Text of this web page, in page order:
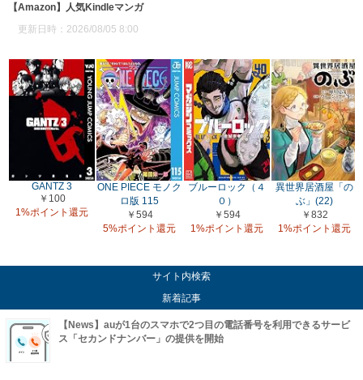
【Amazon】人気Kindleマンガ
更新日時：2026/08/05 8:00
GANTZ 3
￥100
1%ポイント還元
ONE PIECE モノク
ロ版 115
￥594
5%ポイント還元
ブルーロック（４
０）
￥594
1%ポイント還元
異世界居酒屋「の
ぶ」(22)
￥832
1%ポイント還元
サイト内検索
新着記事
【News】auが1台のスマホで2つ目の電話番号を利用できるサービ
ス「セカンドナンバー」の提供を開始